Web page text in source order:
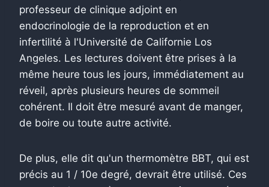
professeur de clinique adjoint en
endocrinologie de la reproduction et en
infertilité à l'Université de Californie Los
Angeles. Les lectures doivent être prises à la
même heure tous les jours, immédiatement au
réveil, après plusieurs heures de sommeil
cohérent. Il doit être mesuré avant de manger,
de boire ou toute autre activité.
De plus, elle dit qu'un thermomètre BBT, qui est
précis au 1 / 10e degré, devrait être utilisé. Ces